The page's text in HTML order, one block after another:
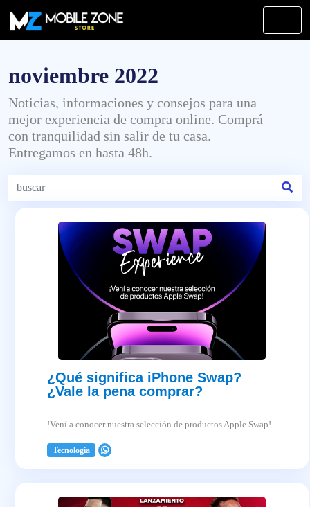
noviembre 2022
Noticias, informaciones y consejos para una
mejor experiencia de compra online. Comprá
con tranquilidad sin salir de tu casa.
Entregamos en hasta 48h.
¿Qué significa iPhone Swap?
¿Vale la pena comprar?
!Vení a conocer nuestra selección de productos Apple Swap!
Tecnologia